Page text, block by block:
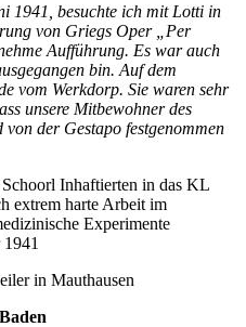
1941, besuchte ich mit Lotti in
von Griegs Oper „Per
Aufführung. Es war auch
bin. Auf dem
vom Werkdorp. Sie waren sehr
unsere Mitbewohner des
der Gestapo festgenommen
Inhaftierten in das KL
extrem harte Arbeit im
Experimente
in Mauthausen